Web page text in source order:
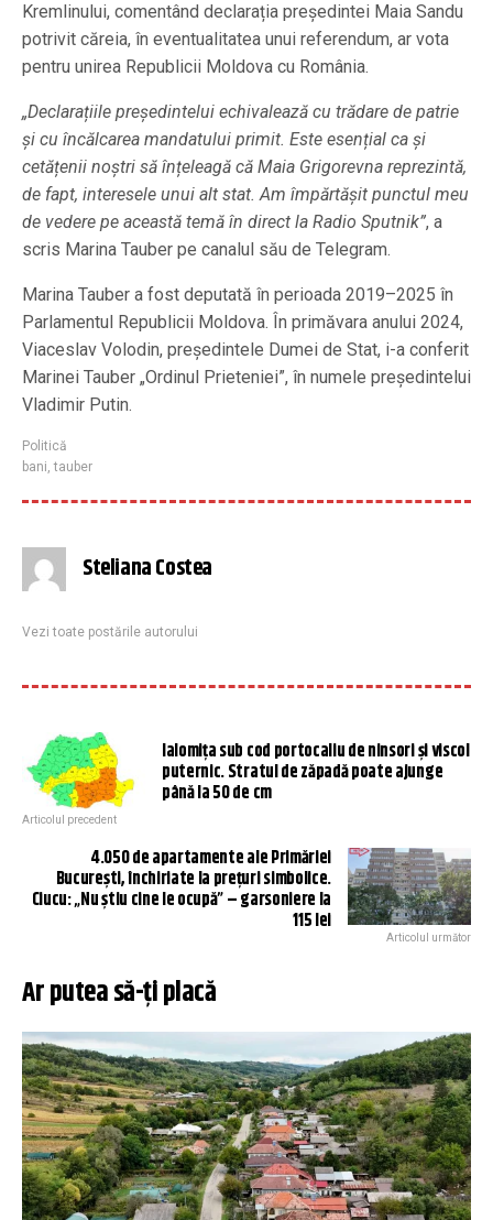
Kremlinului, comentând declarația președintei Maia Sandu
potrivit căreia, în eventualitatea unui referendum, ar vota
pentru unirea Republicii Moldova cu România.
„Declarațiile președintelui echivalează cu trădare de patrie
și cu încălcarea mandatului primit. Este esențial ca și
cetățenii noștri să înțeleagă că Maia Grigorevna reprezintă,
de fapt, interesele unui alt stat. Am împărtășit punctul meu
de vedere pe această temă în direct la Radio Sputnik”, a
scris Marina Tauber pe canalul său de Telegram.
Marina Tauber a fost deputată în perioada 2019–2025 în
Parlamentul Republicii Moldova. În primăvara anului 2024,
Viaceslav Volodin, președintele Dumei de Stat, i-a conferit
Marinei Tauber „Ordinul Prieteniei”, în numele președintelui
Vladimir Putin.
Politică
bani,tauber
Steliana Costea
Vezi toate postările autorului
Ialomiţa sub cod portocaliu de ninsori și viscol
puternic. Stratul de zăpadă poate ajunge
până la 50 de cm
Articolul precedent
4.050 de apartamente ale Primăriei
București, închiriate la prețuri simbolice.
Ciucu: „Nu știu cine le ocupă” – garsoniere la
115 lei
Articolul următor
Ar putea să-ți placă